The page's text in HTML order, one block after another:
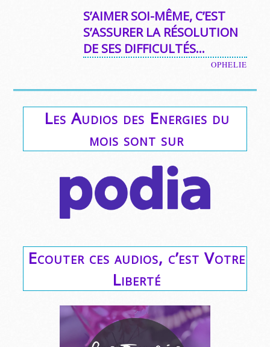
S’AIMER SOI-MÊME, C’EST
S’ASSURER LA RÉSOLUTION
DE SES DIFFICULTÉS…
OPHELIE
Les Audios des Energies du
mois sont sur
Ecouter ces audios, c’est Votre
Liberté